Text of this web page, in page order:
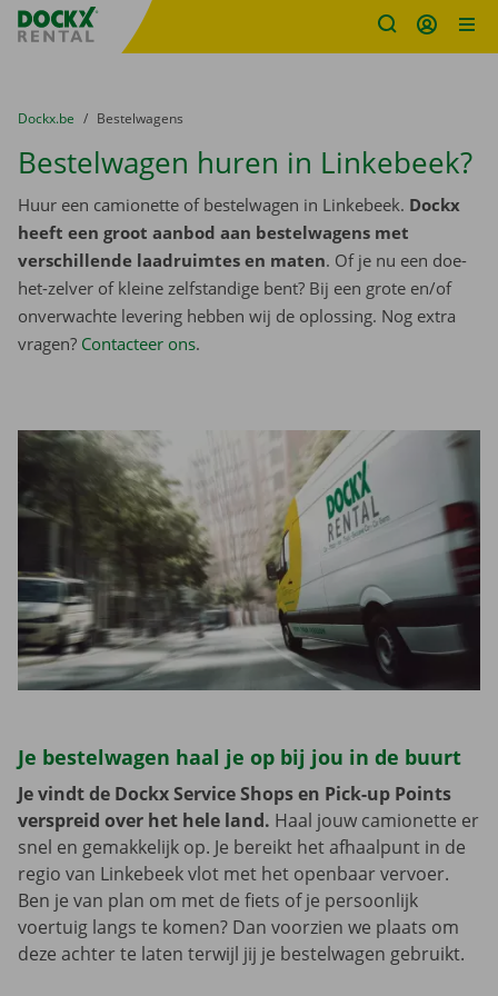
Fratello DEMO
U bevindt zich hier:
van
Dockx.be naar
Bestelwagens
Bestelwagen huren in Linkebeek?
Huur een camionette of bestelwagen in Linkebeek. Dockx
heeft een groot aanbod aan bestelwagens met
verschillende laadruimtes en maten. Of je nu een doe-
het-zelver of kleine zelfstandige bent? Bij een grote en/of
onverwachte levering hebben wij de oplossing. Nog extra
vragen? Contacteer ons.
Je bestelwagen haal je op bij jou in de buurt
Je vindt de Dockx Service Shops en Pick-up Points
verspreid over het hele land. Haal jouw camionette er
snel en gemakkelijk op. Je bereikt het afhaalpunt in de
regio van Linkebeek vlot met het openbaar vervoer.
Ben je van plan om met de fiets of je persoonlijk
voertuig langs te komen? Dan voorzien we plaats om
deze achter te laten terwijl jij je bestelwagen gebruikt.